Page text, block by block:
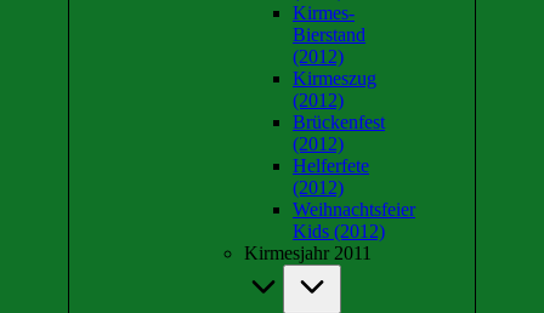
Kirmes-
Bierstand
(2012)
Kirmeszug
(2012)
Brückenfest
(2012)
Helferfete
(2012)
Weihnachtsfeier
Kids (2012)
Kirmesjahr 2011